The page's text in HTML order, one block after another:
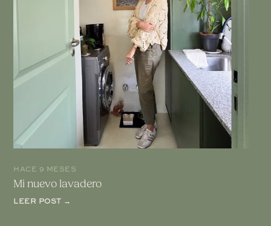
HACE 9 MESES
Mi nuevo lavadero
LEER POST →